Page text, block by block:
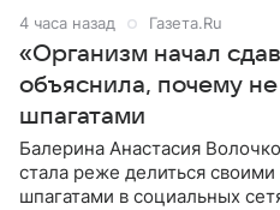
4 часа назад Газета.Ru
«Организм начал
объяснила, почему
шпагатами
Балерина Анастасия
стала реже делиться
шпагатами в социальных